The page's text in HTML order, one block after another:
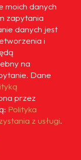
moich danych
zapytania
danych jest
i
na
Dane
przez
Polityka
z usługi.